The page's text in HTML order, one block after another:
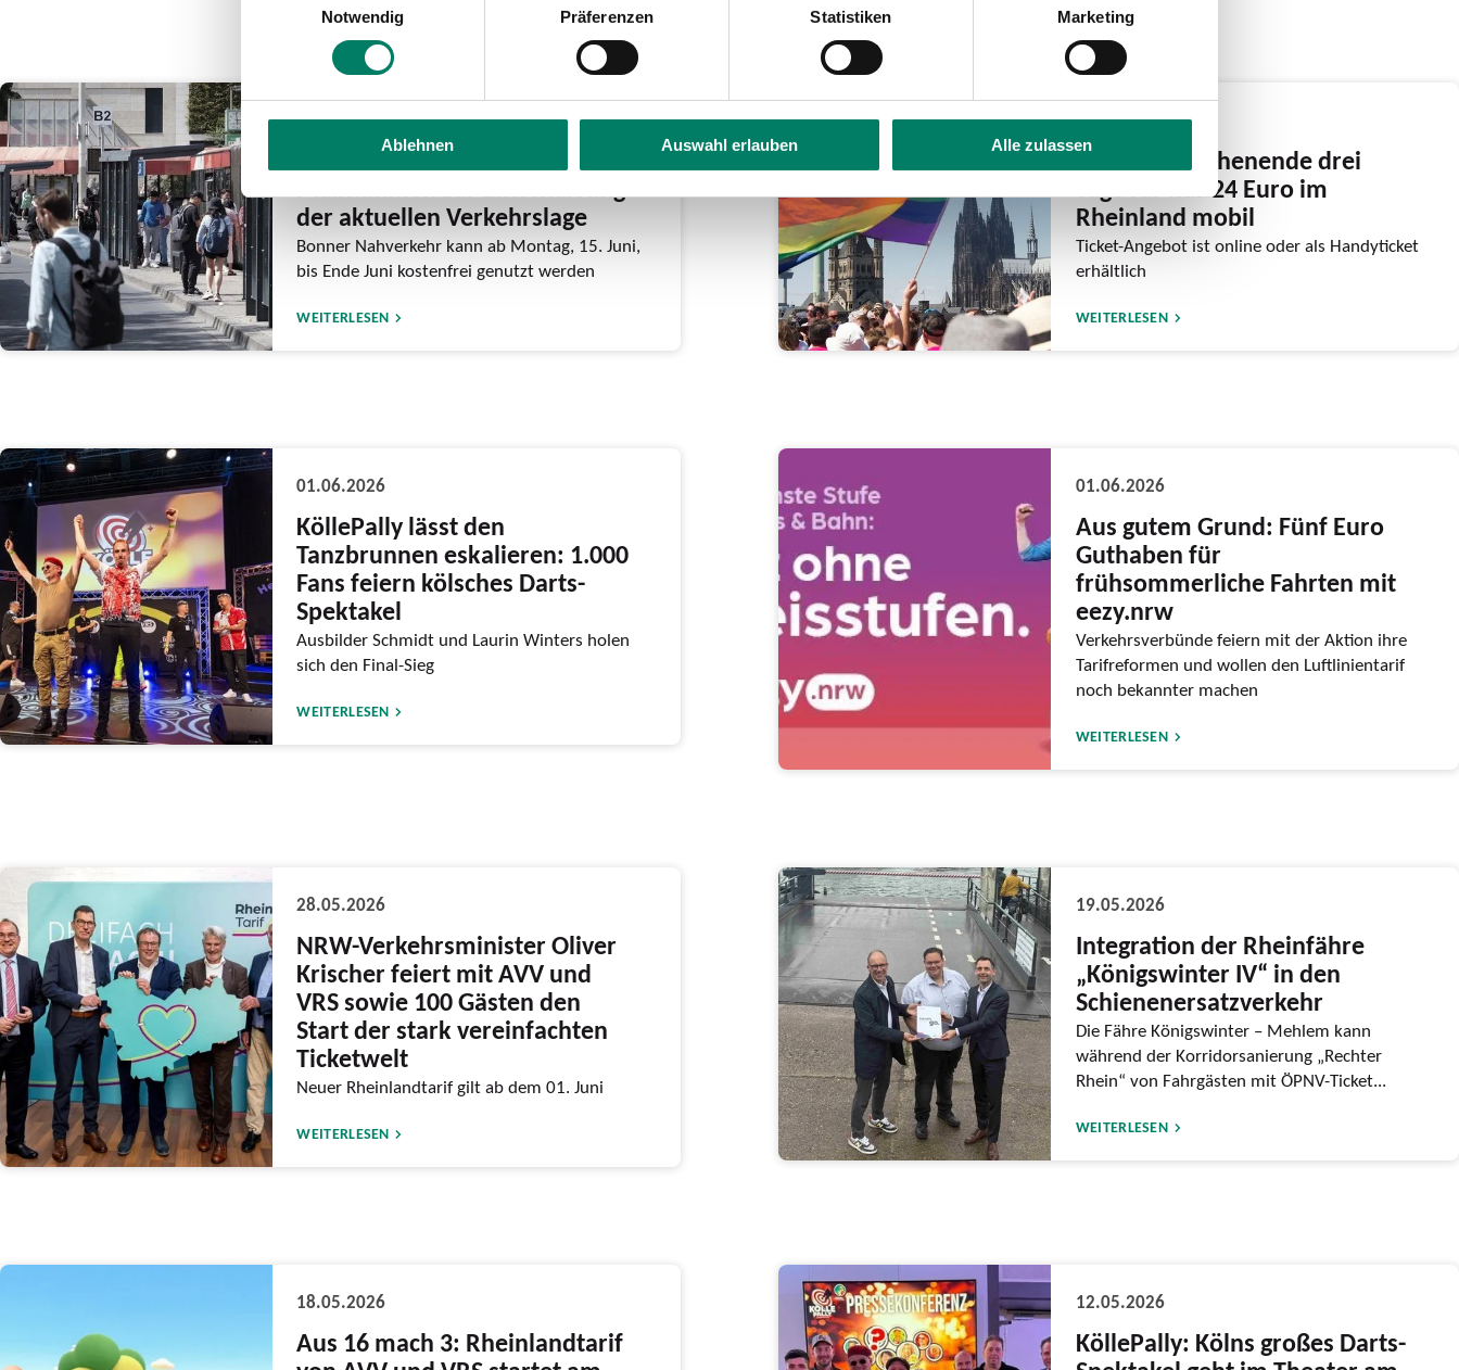
Notwendig
Präferenzen Statistiken Marketing
Ablehnen Auswahl erlauben Alle zulassen
12.06.2026
Bonner Stadtrat beschließt
Maßnahmen zur Entschärfung
der aktuellen Verkehrslage
Bonner Nahverkehr kann ab Montag, 15. Juni,
bis Ende Juni kostenfrei genutzt werden
WEITERLESEN
03.06.2026
Am CSD-Wochenende drei
Tage für nur 24 Euro im
Rheinland mobil
Ticket-Angebot ist online oder als Handyticket
erhältlich
WEITERLESEN
01.06.2026
KöllePally lässt den
Tanzbrunnen eskalieren: 1.000
Fans feiern kölsches Darts-
Spektakel
Ausbilder Schmidt und Laurin Winters holen
sich den Final-Sieg
WEITERLESEN
01.06.2026
Aus gutem Grund: Fünf Euro
Guthaben für
frühsommerliche Fahrten mit
eezy.nrw
Verkehrsverbünde feiern mit der Aktion ihre
Tarifreformen und wollen den Luftlinientarif
noch bekannter machen
WEITERLESEN
28.05.2026
NRW-Verkehrsminister Oliver
Krischer feiert mit AVV und
VRS sowie 100 Gästen den
Start der stark vereinfachten
Ticketwelt
Neuer Rheinlandtarif gilt ab dem 01. Juni
WEITERLESEN
19.05.2026
Integration der Rheinfähre
„Königswinter IV“ in den
Schienenersatzverkehr
Die Fähre Königswinter – Mehlem kann
während der Korridorsanierung „Rechter
Rhein“ von Fahrgästen mit ÖPNV-Ticket...
WEITERLESEN
18.05.2026
Aus 16 mach 3: Rheinlandtarif
12.05.2026
KöllePally: Kölns großes Darts-